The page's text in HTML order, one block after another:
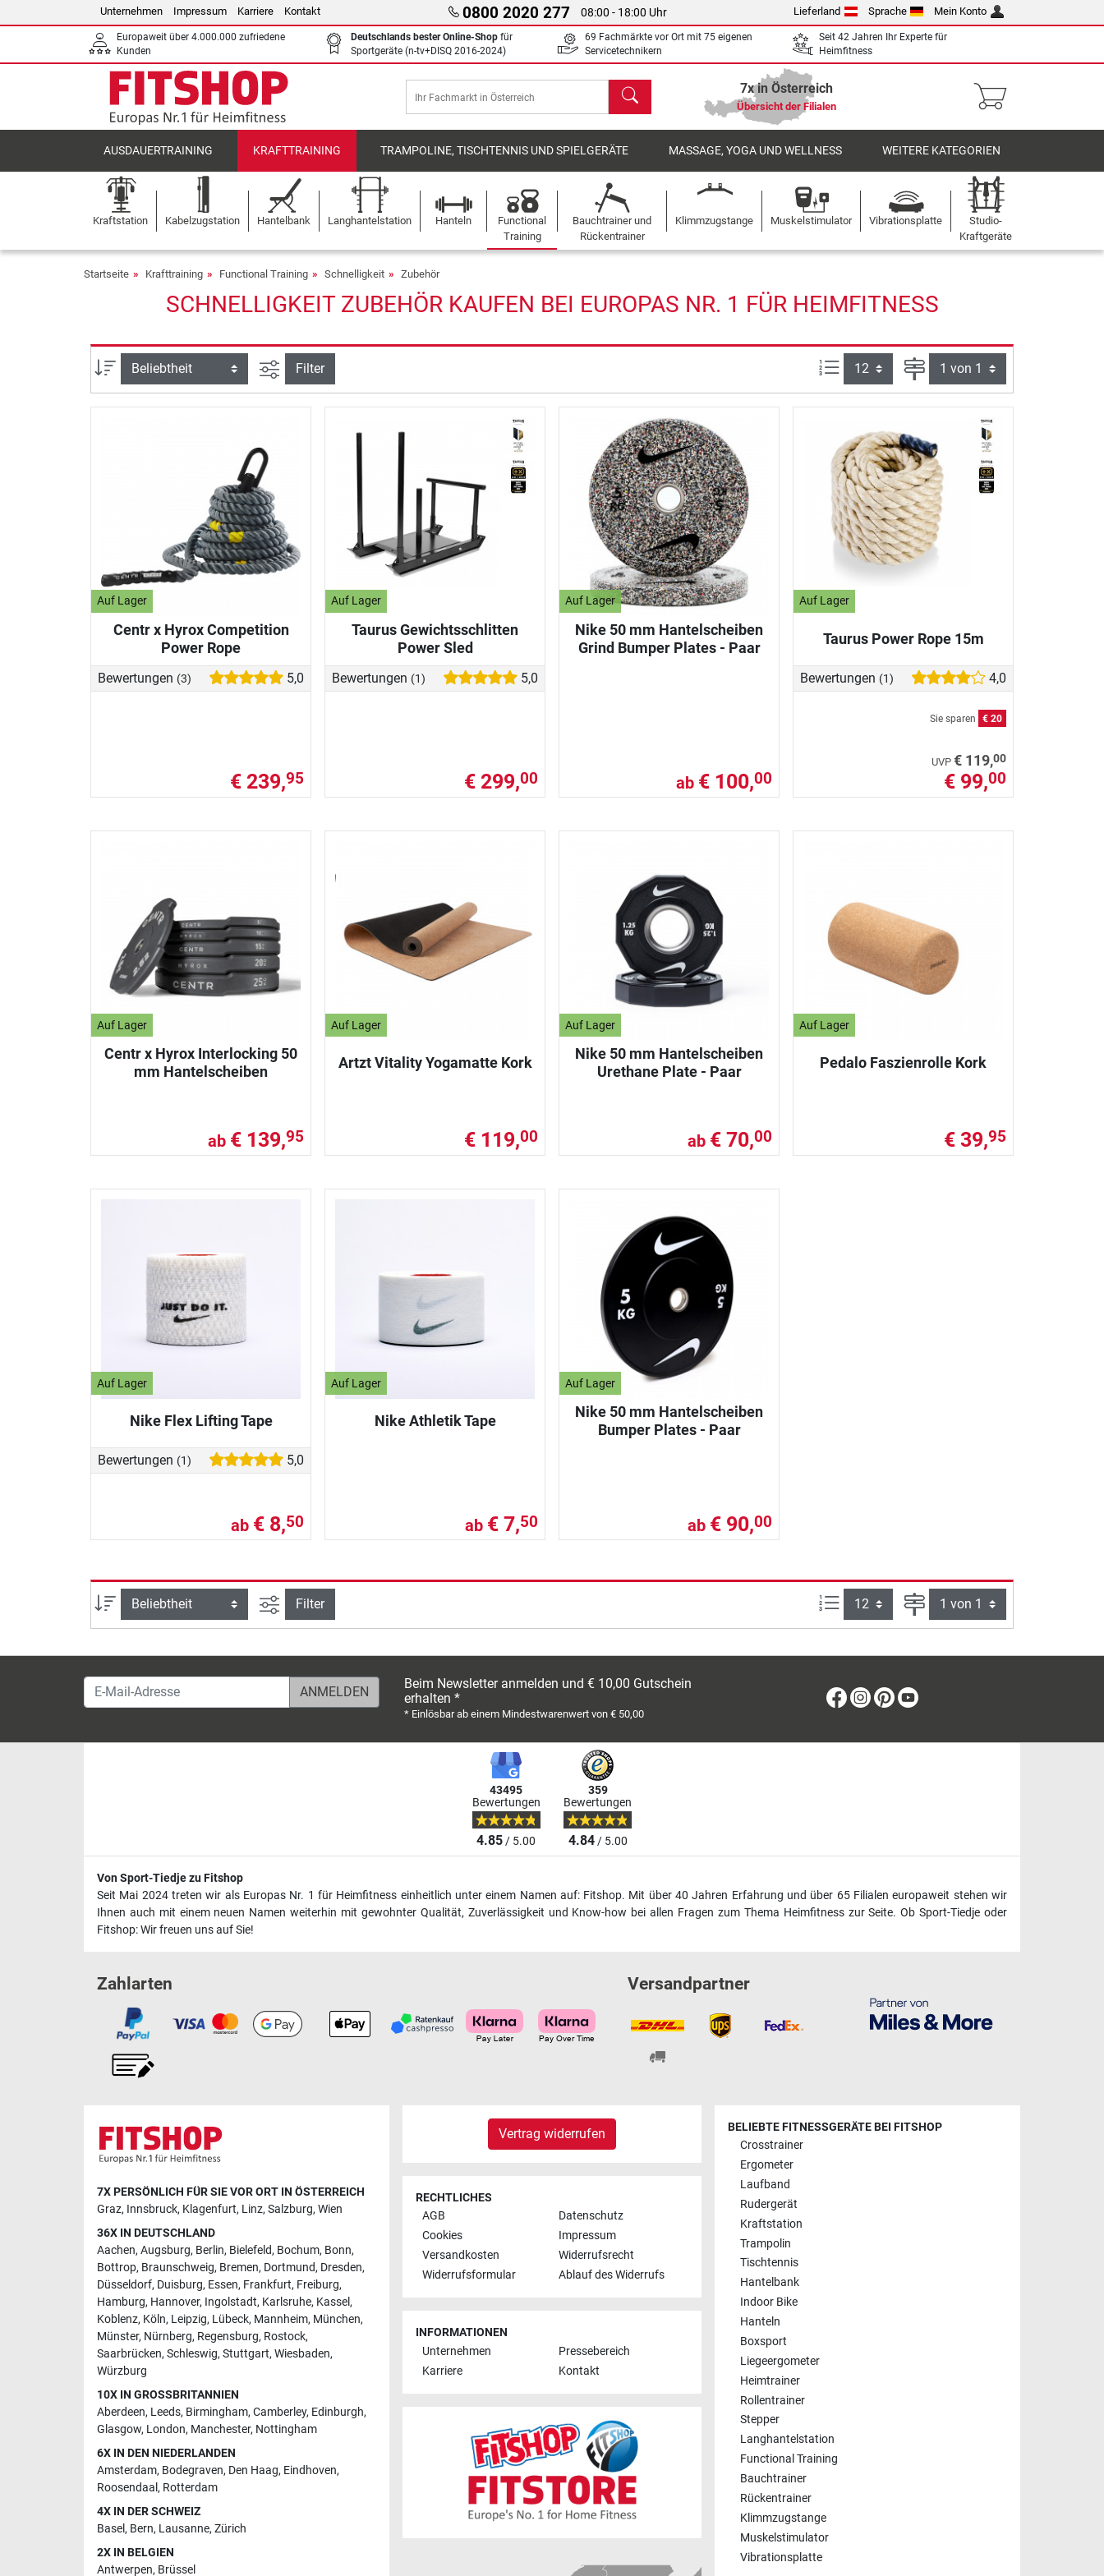
Unternehmen Impressum Karriere Kontakt 0800 2020 277 08:00 - 18:00 Uhr Lieferland Sprache Mein Konto
Europaweit über 4.000.000 zufriedene
Kunden
Deutschlands bester Online-Shop für
Sportgeräte (n-tv+DISQ 2016-2024)
69 Fachmärkte vor Ort mit 75 eigenen
Servicetechnikern
Seit 42 Jahren Ihr Experte für
Heimfitness
Suchen 7x in Österreich
Übersicht der Filialen
AUSDAUERTRAINING KRAFTTRAINING TRAMPOLINE, TISCHTENNIS UND SPIELGERÄTE MASSAGE, YOGA UND WELLNESS WEITERE KATEGORIEN
Kraftstation Kabelzugstation Hantelbank Langhantelstation Hanteln
Functional
Training
Bauchtrainer und
Rückentrainer
Klimmzugstange Muskelstimulator Vibrationsplatte
Studio-
Kraftgeräte
Startseite Krafttraining Functional Training Schnelligkeit Zubehör
SCHNELLIGKEIT ZUBEHÖR KAUFEN BEI EUROPAS NR. 1 FÜR HEIMFITNESS
Sortierung Ansicht filtern
Filter Artikel pro Seite: Seite
Auf Lager
Centr x Hyrox Competition
Power Rope
Bewertungen (3) 5,0
€ 239,95
Auf Lager
Taurus Gewichtsschlitten
Power Sled
Bewertungen (1) 5,0
€ 299,00
Auf Lager
Nike 50 mm Hantelscheiben
Grind Bumper Plates - Paar
ab € 100,00
Auf Lager
Taurus Power Rope 15m
Bewertungen (1) 4,0
Sie sparen € 20
UVP € 119,00
€ 99,00
Auf Lager
Centr x Hyrox Interlocking 50
mm Hantelscheiben
ab € 139,95
Auf Lager
Artzt Vitality Yogamatte Kork
€ 119,00
Auf Lager
Nike 50 mm Hantelscheiben
Urethane Plate - Paar
ab € 70,00
Auf Lager
Pedalo Faszienrolle Kork
€ 39,95
Auf Lager
Nike Flex Lifting Tape
Bewertungen (1) 5,0
ab € 8,50
Auf Lager
Nike Athletik Tape
ab € 7,50
Auf Lager
Nike 50 mm Hantelscheiben
Bumper Plates - Paar
ab € 90,00
Sortierung Ansicht filtern
Filter Artikel pro Seite: Seite
E-Mail-Adresse
Beim Newsletter anmelden und € 10,00 Gutschein
erhalten *
* Einlösbar ab einem Mindestwarenwert von € 50,00
Facebook
Instagram
Pinterest
43495
Bewertungen
4.85/ 5.00
359
Bewertungen
4.84/ 5.00
Von Sport-Tiedje zu Fitshop
Seit Mai 2024 treten wir als Europas Nr. 1 für Heimfitness einheitlich unter einem Namen auf: Fitshop. Mit über 40 Jahren Erfahrung und über 65 Filialen europaweit stehen wir
Ihnen auch mit einem neuen Namen weiterhin mit gewohnter Qualität, Zuverlässigkeit und Know-how bei allen Fragen zum Thema Heimfitness zur Seite. Ob Sport-Tiedje oder
Fitshop: Wir freuen uns auf Sie!
Zahlarten Versandpartner
7X PERSÖNLICH FÜR SIE VOR ORT IN ÖSTERREICH
Graz, Innsbruck, Klagenfurt, Linz, Salzburg, Wien
36X IN DEUTSCHLAND
Aachen, Augsburg, Berlin, Bielefeld, Bochum, Bonn,
Bottrop, Braunschweig, Bremen, Dortmund, Dresden,
Düsseldorf, Duisburg, Essen, Frankfurt, Freiburg,
Hamburg, Hannover, Ingolstadt, Karlsruhe, Kassel,
Koblenz, Köln, Leipzig, Lübeck, Mannheim, München,
Münster, Nürnberg, Regensburg, Rostock,
Saarbrücken, Schleswig, Stuttgart, Wiesbaden,
Würzburg
10X IN GROSSBRITANNIEN
Aberdeen, Leeds, Birmingham, Camberley, Edinburgh,
Glasgow, London, Manchester, Nottingham
6X IN DEN NIEDERLANDEN
Amsterdam, Bodegraven, Den Haag, Eindhoven,
Roosendaal , Rotterdam
4X IN DER SCHWEIZ
Basel, Bern, Lausanne, Zürich
2X IN BELGIEN
Antwerpen, Brüssel
Vertrag widerrufen
RECHTLICHES
AGB
Datenschutz
Cookies
Impressum
Versandkosten
Widerrufsrecht
Widerrufsformular
Ablauf des Widerrufs
INFORMATIONEN
Unternehmen
Pressebereich
Karriere
Kontakt
BELIEBTE FITNESSGERÄTE BEI FITSHOP
Crosstrainer
Ergometer
Laufband
Rudergerät
Kraftstation
Trampolin
Tischtennis
Hantelbank
Indoor Bike
Hanteln
Boxsport
Liegeergometer
Heimtrainer
Rollentrainer
Stepper
Langhantelstation
Functional Training
Bauchtrainer
Rückentrainer
Klimmzugstange
Muskelstimulator
Vibrationsplatte